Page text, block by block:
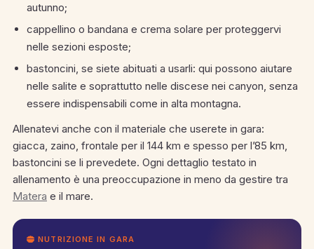
autunno;
cappellino o bandana e crema solare per proteggervi
nelle sezioni esposte;
bastoncini, se siete abituati a usarli: qui possono aiutare
nelle salite e soprattutto nelle discese nei canyon, senza
essere indispensabili come in alta montagna.
Allenatevi anche con il materiale che userete in gara:
giacca, zaino, frontale per il 144 km e spesso per l’85 km,
bastoncini se li prevedete. Ogni dettaglio testato in
allenamento è una preoccupazione in meno da gestire tra
Matera e il mare.
NUTRIZIONE IN GARA